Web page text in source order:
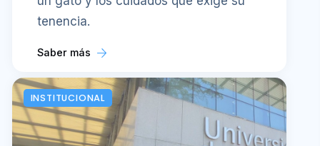
tenencia.
Saber más
INSTITUCIONAL